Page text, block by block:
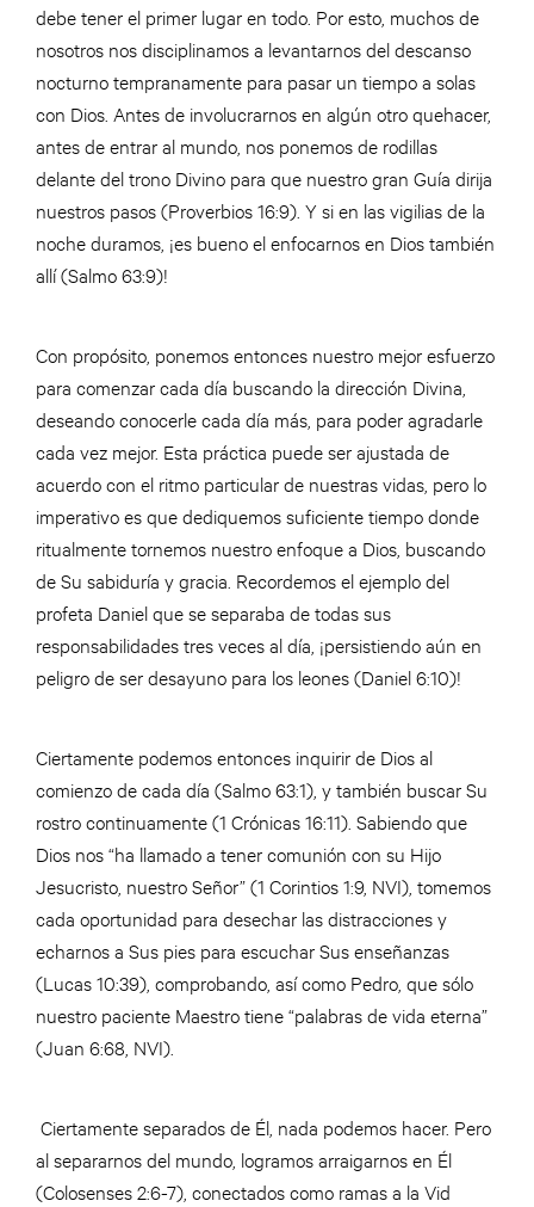
debe tener el primer lugar en todo. Por esto, muchos de
nosotros nos disciplinamos a levantarnos del descanso
nocturno tempranamente para pasar un tiempo a solas
con Dios. Antes de involucrarnos en algún otro quehacer,
antes de entrar al mundo, nos ponemos de rodillas
delante del trono Divino para que nuestro gran Guía dirija
nuestros pasos (Proverbios 16:9). Y si en las vigilias de la
noche duramos, ¡es bueno el enfocarnos en Dios también
allí (Salmo 63:9)!
Con propósito, ponemos entonces nuestro mejor esfuerzo
para comenzar cada día buscando la dirección Divina,
deseando conocerle cada día más, para poder agradarle
cada vez mejor. Esta práctica puede ser ajustada de
acuerdo con el ritmo particular de nuestras vidas, pero lo
imperativo es que dediquemos suficiente tiempo donde
ritualmente tornemos nuestro enfoque a Dios, buscando
de Su sabiduría y gracia. Recordemos el ejemplo del
profeta Daniel que se separaba de todas sus
responsabilidades tres veces al día, ¡persistiendo aún en
peligro de ser desayuno para los leones (Daniel 6:10)!
Ciertamente podemos entonces inquirir de Dios al
comienzo de cada día (Salmo 63:1), y también buscar Su
rostro continuamente (1 Crónicas 16:11). Sabiendo que
Dios nos “ha llamado a tener comunión con su Hijo
Jesucristo, nuestro Señor” (1 Corintios 1:9, NVI), tomemos
cada oportunidad para desechar las distracciones y
echarnos a Sus pies para escuchar Sus enseñanzas
(Lucas 10:39), comprobando, así como Pedro, que sólo
nuestro paciente Maestro tiene “palabras de vida eterna”
(Juan 6:68, NVI).
Ciertamente separados de Él, nada podemos hacer. Pero
al separarnos del mundo, logramos arraigarnos en Él
(Colosenses 2:6-7), conectados como ramas a la Vid